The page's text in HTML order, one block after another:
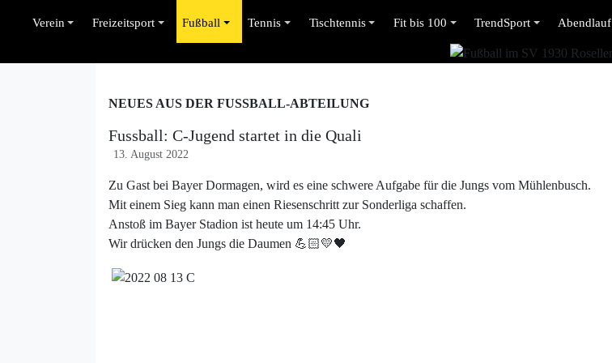
Verein Freizeitsport Fußball Tennis Tischtennis Fit bis 100 TrendSport Abendlauf
NEUES AUS DER FUSSBALL-ABTEILUNG
Fussball: C-Jugend startet in die Quali
13. August 2022
Zu Gast bei Bayer Dormagen, wird es eine schwere Aufgabe für die Jungs vom Mühlenbusch.
Mit einem Sieg kann man einen Riesenschritt zur Sonderliga schaffen.
Anstoß im Bayer Stadion ist heute um 14:45 Uhr.
Wir drücken den Jungs die Daumen 💪🏻💛🖤